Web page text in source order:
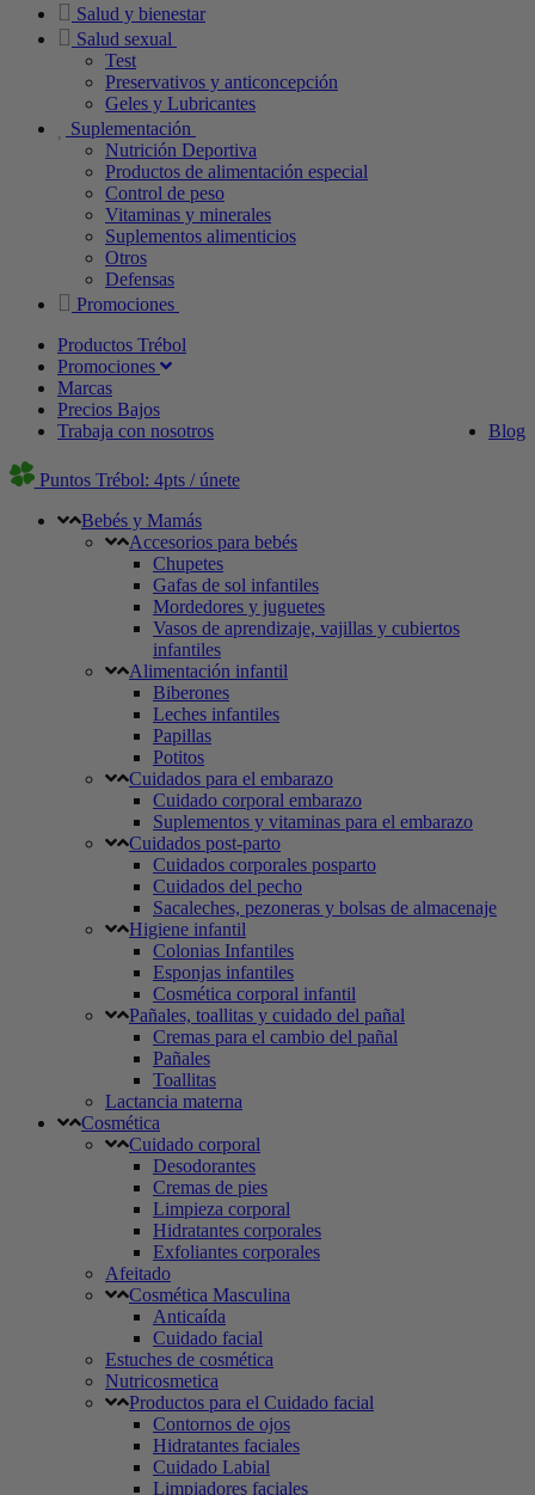
Salud y bienestar
Salud sexual
Test
Preservativos y anticoncepción
Geles y Lubricantes
Suplementación
Nutrición Deportiva
Productos de alimentación especial
Control de peso
Vitaminas y minerales
Suplementos alimenticios
Otros
Defensas
Promociones
Productos Trébol
Promociones
Marcas
Precios Bajos
Blog
Trabaja con nosotros
Puntos Trébol: 4pts / únete
Bebés y Mamás
Accesorios para bebés
Chupetes
Gafas de sol infantiles
Mordedores y juguetes
Vasos de aprendizaje, vajillas y cubiertos
infantiles
Alimentación infantil
Biberones
Leches infantiles
Papillas
Potitos
Cuidados para el embarazo
Cuidado corporal embarazo
Suplementos y vitaminas para el embarazo
Cuidados post-parto
Cuidados corporales posparto
Cuidados del pecho
Sacaleches, pezoneras y bolsas de almacenaje
Higiene infantil
Colonias Infantiles
Esponjas infantiles
Cosmética corporal infantil
Pañales, toallitas y cuidado del pañal
Cremas para el cambio del pañal
Pañales
Toallitas
Lactancia materna
Cosmética
Cuidado corporal
Desodorantes
Cremas de pies
Limpieza corporal
Hidratantes corporales
Exfoliantes corporales
Afeitado
Cosmética Masculina
Anticaída
Cuidado facial
Estuches de cosmética
Nutricosmetica
Productos para el Cuidado facial
Contornos de ojos
Hidratantes faciales
Cuidado Labial
Limpiadores faciales